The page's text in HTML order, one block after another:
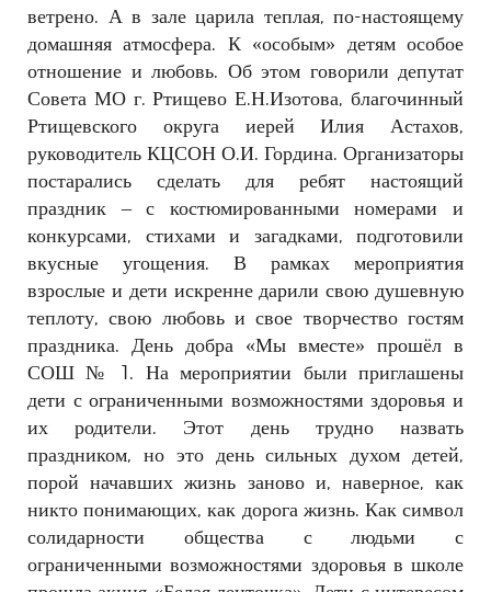
ветрено. А в зале царила теплая, по-настоящему
домашняя атмосфера. К «особым» детям особое
отношение и любовь. Об этом говорили депутат
Совета МО г. Ртищево Е.Н.Изотова, благочинный
Ртищевского округа иерей Илия Астахов,
руководитель КЦСОН О.И. Гордина. Организаторы
постарались сделать для ребят настоящий
праздник – с костюмированными номерами и
конкурсами, стихами и загадками, подготовили
вкусные угощения. В рамках мероприятия
взрослые и дети искренне дарили свою душевную
теплоту, свою любовь и свое творчество гостям
праздника. День добра «Мы вместе» прошёл в
СОШ № 1. На мероприятии были приглашены
дети с ограниченными возможностями здоровья и
их родители. Этот день трудно назвать
праздником, но это день сильных духом детей,
порой начавших жизнь заново и, наверное, как
никто понимающих, как дорога жизнь. Как символ
солидарности общества с людьми с
ограниченными возможностями здоровья в школе